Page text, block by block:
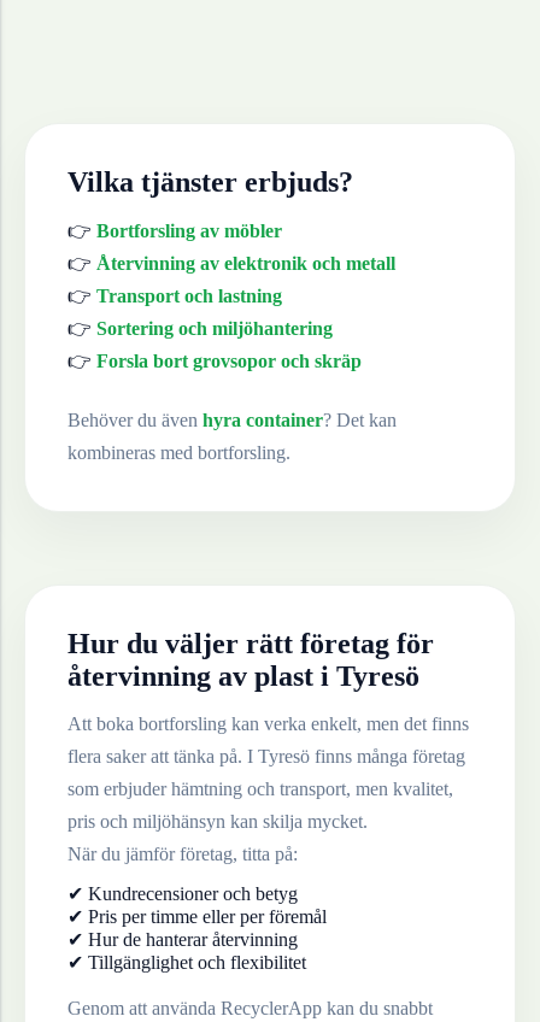
Vilka tjänster erbjuds?
👉 Bortforsling av möbler
👉 Återvinning av elektronik och metall
👉 Transport och lastning
👉 Sortering och miljöhantering
👉 Forsla bort grovsopor och skräp
Behöver du även hyra container? Det kan
kombineras med bortforsling.
Hur du väljer rätt företag för
återvinning av plast i Tyresö
Att boka bortforsling kan verka enkelt, men det finns
flera saker att tänka på. I Tyresö finns många företag
som erbjuder hämtning och transport, men kvalitet,
pris och miljöhänsyn kan skilja mycket.
När du jämför företag, titta på:
✔ Kundrecensioner och betyg
✔ Pris per timme eller per föremål
✔ Hur de hanterar återvinning
✔ Tillgänglighet och flexibilitet
Genom att använda RecyclerApp kan du snabbt